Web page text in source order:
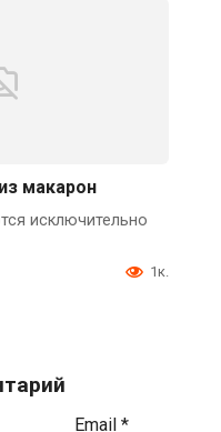
макарон
исключительно
1к.
Email*